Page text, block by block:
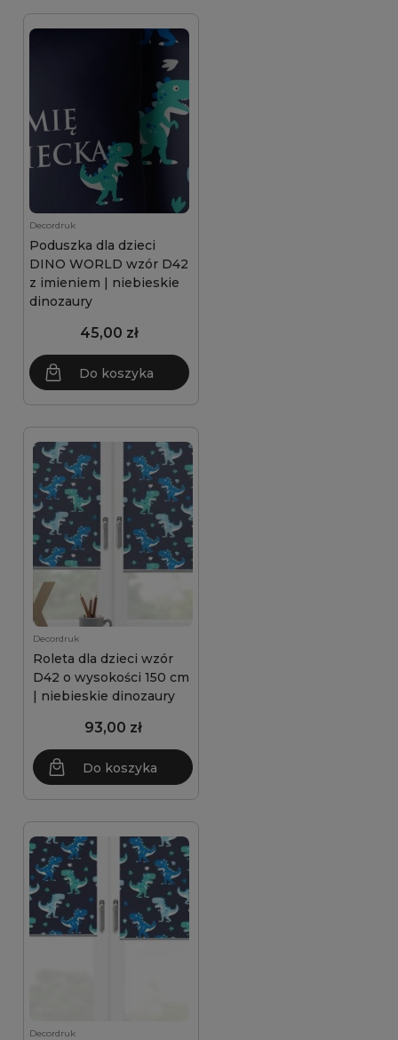
Decordruk
Poduszka dla dzieci
DINO WORLD wzór D42
z imieniem | niebieskie
dinozaury
45,00 zł
Do koszyka
Decordruk
Roleta dla dzieci wzór
D42 o wysokości 150 cm
| niebieskie dinozaury
93,00 zł
Do koszyka
Decordruk